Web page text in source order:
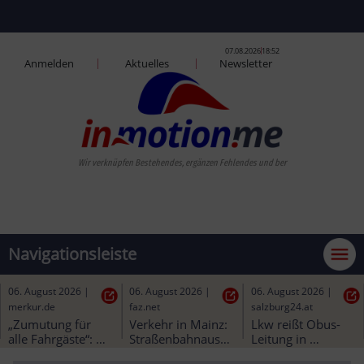
07.08.202618:52
Anmelden Aktuelles Newsletter
Wir verknüpfen Best
Navigationsleiste
06. August 2026 |
kleinezeitung.at
Zug gegen Auto:
71-jährige
06. August 2026 |
merkur.de
„Zumutung für
alle Fahrgäste“:
06. August 2026 |
faz.net
Verkehr in Mainz:
Straßenbahnausbau